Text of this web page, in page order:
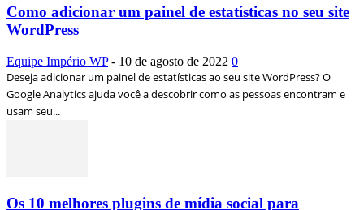
Como adicionar um painel de estatísticas no seu site
WordPress
Equipe Império WP - 10 de agosto de 2022 0
Deseja adicionar um painel de estatísticas ao seu site WordPress? O
Google Analytics ajuda você a descobrir como as pessoas encontram e
usam seu...
Os 10 melhores plugins de mídia social para